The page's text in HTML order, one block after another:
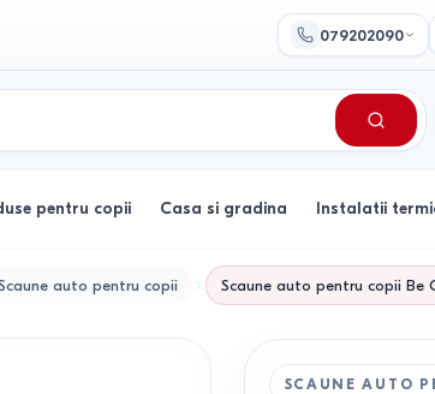
079202090
pentru copii Casa si gradina Instalatii
auto pentru copii Scaune auto pentru copii Be
SCAUNE AUTO